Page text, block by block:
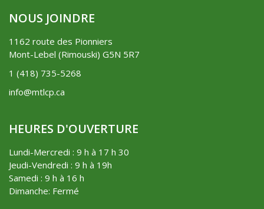
NOUS JOINDRE
1162 route des Pionniers
Mont-Lebel (Rimouski) G5N 5R7
1 (418) 735-5268
info@mtlcp.ca
HEURES D'OUVERTURE
Lundi-Mercredi : 9 h à 17 h 30
Jeudi-Vendredi : 9 h à 19h
Samedi : 9 h à 16 h
Dimanche: Fermé